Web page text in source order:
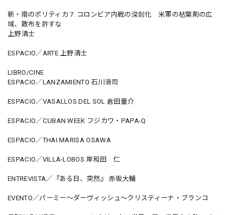
新・南のポリティカ 7. コロンビア内戦の深刻化 米軍の枯葉剤の広
域、散布を許すな
上野清士
ESPACIO／ARTE 上野清士
LIBRO/CINE
ESPACIO／LANZAMIENTO 石川浩司
ESPACIO／VASALLOS DEL SOL 倉田量介
ESPACIO／CUBAN WEEK フジカワ・PAPA-Q
ESPACIO／THAI MARISA OSAWA
ESPACIO／VILLA-LOBOS 岸和田 仁
ENTREVISTA／『ある日、突然』 赤坂大輔
EVENTO／パーミー〜ダーヴィッシュ〜クリスティーナ・ブランコ